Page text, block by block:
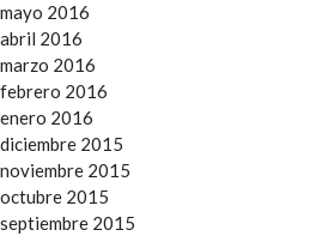
mayo 2016
abril 2016
marzo 2016
febrero 2016
enero 2016
diciembre 2015
noviembre 2015
octubre 2015
septiembre 2015